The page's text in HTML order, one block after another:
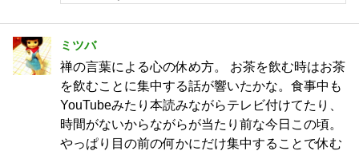
ミツバ
禅の言葉による心の休め方。 お茶を飲む時はお茶
を飲むことに集中する話が響いたかな。食事中も
YouTubeみたり本読みながらテレビ付けてたり、
時間がないからながらが当たり前な今日この頃。
やっぱり目の前の何かにだけ集中することで休む